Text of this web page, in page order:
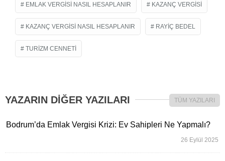
EMLAK VERGISI NASIL HESAPLANIR KAZANÇ VERGISI
KAZANÇ VERGISI NASIL HESAPLANIR RAYIÇ BEDEL
TURIZM CENNETI
YAZARIN DİĞER YAZILARI TÜM YAZILARI
Bodrum’da Emlak Vergisi Krizi: Ev Sahipleri Ne Yapmalı?
26 Eylül 2025